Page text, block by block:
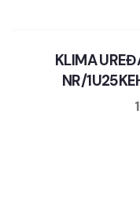
KLIMA
NR/